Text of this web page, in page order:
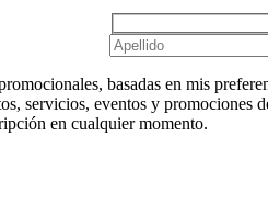
basadas en mis
servicios, eventos y promociones
en cualquier momento.